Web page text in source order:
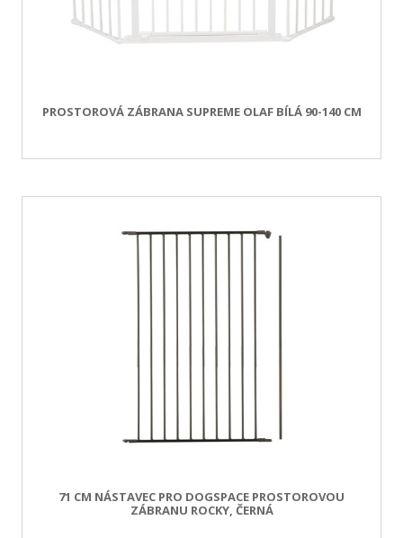
PROSTOROVÁ ZÁBRANA SUPREME OLAF BÍLÁ 90-140 CM
71 CM NÁSTAVEC PRO DOGSPACE PROSTOROVOU
ZÁBRANU ROCKY, ČERNÁ